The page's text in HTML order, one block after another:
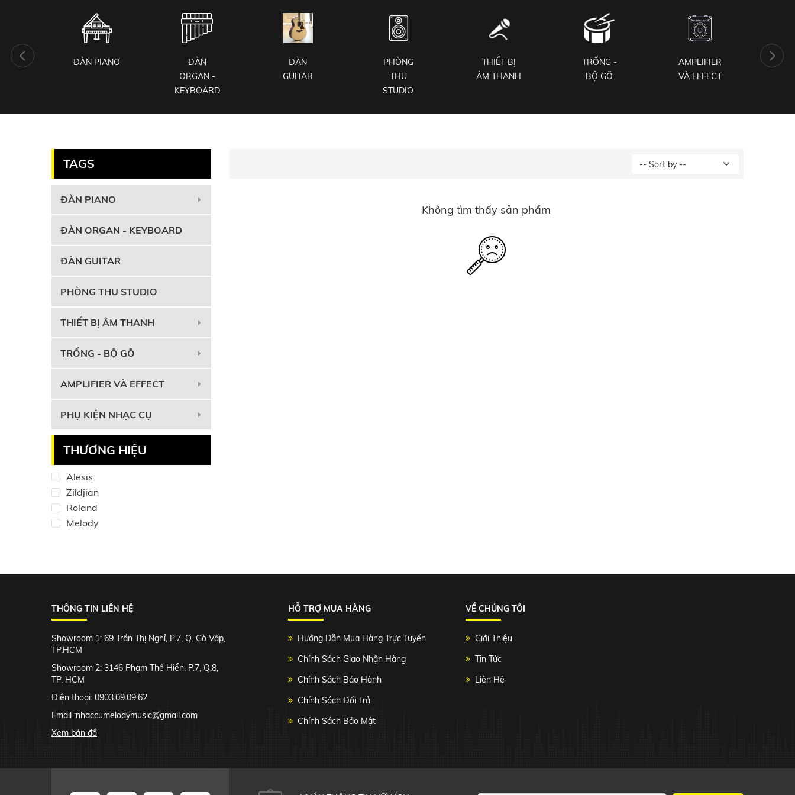
ĐÀN PIANO
ĐÀN
ORGAN -
KEYBOARD
ĐÀN
GUITAR
PHÒNG
THU
STUDIO
THIẾT BỊ
ÂM THANH
TRỐNG -
BỘ GÕ
AMPLIFIER
VÀ EFFECT
TAGS
ĐÀN PIANO
ĐÀN ORGAN - KEYBOARD
ĐÀN GUITAR
PHÒNG THU STUDIO
THIẾT BỊ ÂM THANH
TRỐNG - BỘ GÕ
AMPLIFIER VÀ EFFECT
PHỤ KIỆN NHẠC CỤ
THƯƠNG HIỆU
Alesis
Zildjian
Roland
Melody
Không tìm thấy sản phẩm
THÔNG TIN LIÊN HỆ
Showroom 1: 69 Trần Thị Nghỉ, P.7, Q. Gò Vấp,
TP.HCM
Showroom 2: 3146 Phạm Thế Hiển, P.7, Q.8,
TP. HCM
Điện thoại: 0903.09.09.62
Email :nhaccumelodymusic@gmail.com
Xem bản đồ
HỖ TRỢ MUA HÀNG
Hướng Dẫn Mua Hàng Trực Tuyến
Chính Sách Giao Nhận Hàng
Chính Sách Bảo Hành
Chính Sách Đổi Trả
Chính Sách Bảo Mật
VỀ CHÚNG TÔI
Giới Thiệu
Tin Tức
Liên Hệ